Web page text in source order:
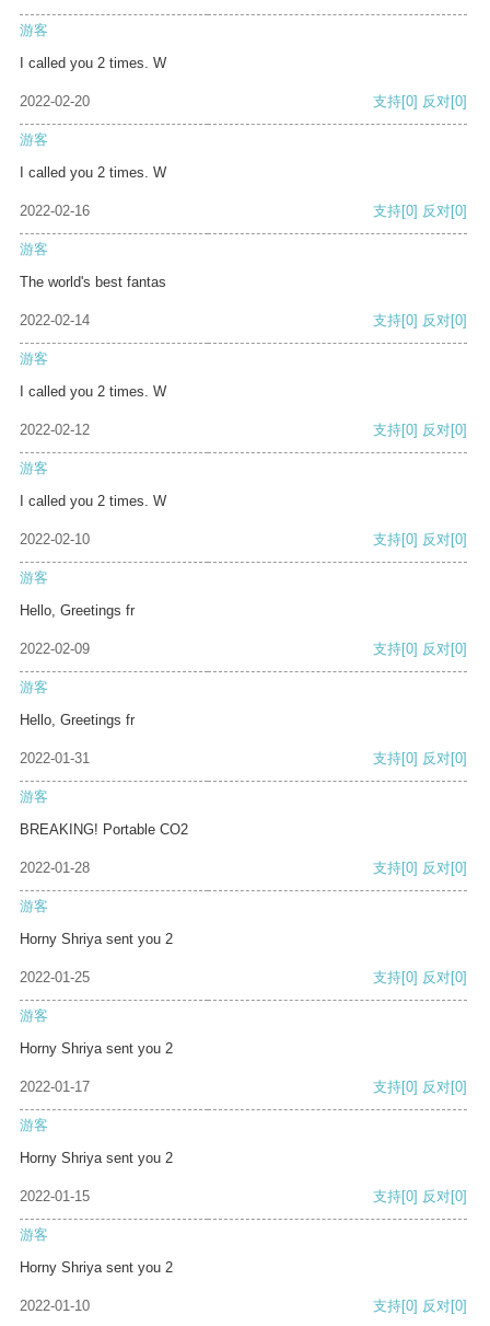
游客
I called you 2 times. W
2022-02-20 支持[0] 反对[0]
游客
I called you 2 times. W
2022-02-16 支持[0] 反对[0]
游客
The world's best fantas
2022-02-14 支持[0] 反对[0]
游客
I called you 2 times. W
2022-02-12 支持[0] 反对[0]
游客
I called you 2 times. W
2022-02-10 支持[0] 反对[0]
游客
Hello, Greetings fr
2022-02-09 支持[0] 反对[0]
游客
Hello, Greetings fr
2022-01-31 支持[0] 反对[0]
游客
BREAKING! Portable CO2
2022-01-28 支持[0] 反对[0]
游客
Horny Shriya sent you 2
2022-01-25 支持[0] 反对[0]
游客
Horny Shriya sent you 2
2022-01-17 支持[0] 反对[0]
游客
Horny Shriya sent you 2
2022-01-15 支持[0] 反对[0]
游客
Horny Shriya sent you 2
2022-01-10 支持[0] 反对[0]